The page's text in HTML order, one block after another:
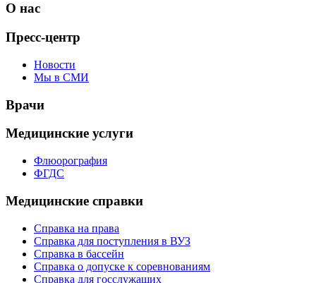
О нас
Пресс-центр
Новости
Мы в СМИ
Врачи
Медицинские услуги
Флюорография
ФГДС
Медицинские справки
Справка на права
Справка для поступления в ВУЗ
Справка в бассейн
Справка о допуске к соревнованиям
Справка для госслужащих